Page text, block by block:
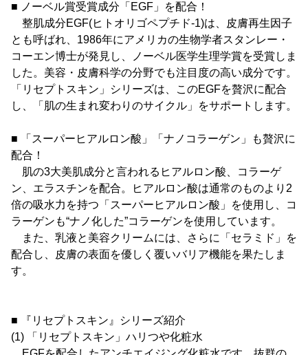
■ ノーベル賞受賞成分「EGF」を配合！
整肌成分EGF(ヒトオリゴペプチド-1)は、皮膚再生因子
とも呼ばれ、1986年にアメリカの生物学者スタンレー・
コーエン博士が発見し、ノーベル医学生理学賞を受賞しま
した。美容・皮膚科学の分野でも注目度の高い成分です。
「リセプトスキン」シリーズは、このEGFを贅沢に配合
し、「肌の生まれ変わりのサイクル」をサポートします。
■ 「スーパーヒアルロン酸」「ナノコラーゲン」も贅沢に
配合！
肌の3大美肌成分と言われるヒアルロン酸、コラーゲ
ン、エラスチンを配合。ヒアルロン酸は通常のものより2
倍の吸水力を持つ「スーパーヒアルロン酸」を使用し、コ
ラーゲンも“ナノ化した”コラーゲンを使用しています。
また、乳液と美容クリームには、さらに「セラミド」を
配合し、皮膚の表面を優しく覆いバリア機能を果たしま
す。
■ 『リセプトスキン』シリーズ紹介
(1) 「リセプトスキン」ハリつや化粧水